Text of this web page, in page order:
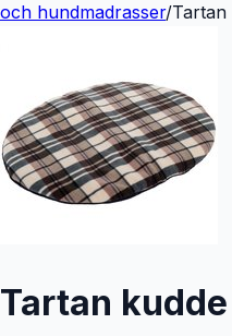
och hundmadrasser/Tartan
Tartan kudde